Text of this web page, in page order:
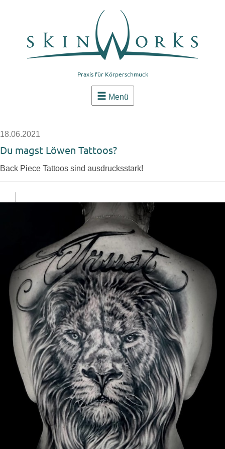
Praxis für Körperschmuck
Menü
18.06.2021
Du magst Löwen Tattoos?
Back Piece Tattoos sind ausdrucksstark!